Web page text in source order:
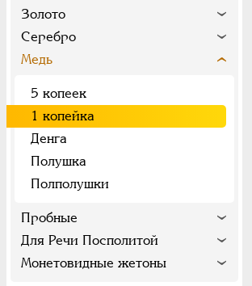
Золото
Серебро
Медь
5 копеек
1 копейка
Денга
Полушка
Полполушки
Пробные
Для Речи Посполитой
Монетовидные жетоны